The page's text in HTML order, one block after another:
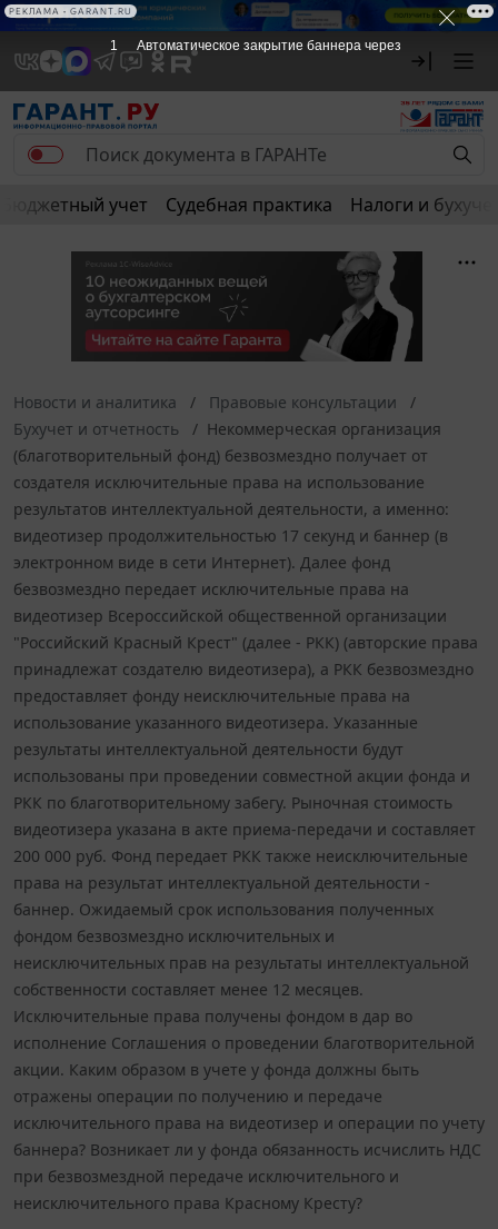
РЕКЛАМА
Бюджетный учет Судебная практика Налоги и
Новости и аналитика
Правовые консультации
Бухучет и отчетность
Некоммерческая организация
(благотворительный фонд) безвозмездно получает от
создателя исключительные права на использование
результатов интеллектуальной деятельности, а именно:
видеотизер продолжительностью 17 секунд и баннер (в
электронном виде в сети Интернет). Далее фонд
безвозмездно передает исключительные права на
видеотизер Всероссийской общественной организации
"Российский Красный Крест" (далее - РКК) (авторские права
принадлежат создателю видеотизера), а РКК безвозмездно
предоставляет фонду неисключительные права на
использование указанного видеотизера. Указанные
результаты интеллектуальной деятельности будут
использованы при проведении совместной акции фонда и
РКК по благотворительному забегу. Рыночная стоимость
видеотизера указана в акте приема-передачи и составляет
200 000 руб. Фонд передает РКК также неисключительные
права на результат интеллектуальной деятельности -
баннер. Ожидаемый срок использования полученных
фондом безвозмездно исключительных и
неисключительных прав на результаты интеллектуальной
собственности составляет менее 12 месяцев.
Исключительные права получены фондом в дар во
исполнение Соглашения о проведении благотворительной
акции. Каким образом в учете у фонда должны быть
отражены операции по получению и передаче
исключительного права на видеотизер и операции по учету
баннера? Возникает ли у фонда обязанность исчислить НДС
при безвозмездной передаче исключительного и
неисключительного права Красному Кресту?
1 Автоматическое закрытие баннера через
РЕКЛАМА • GARANT.RU